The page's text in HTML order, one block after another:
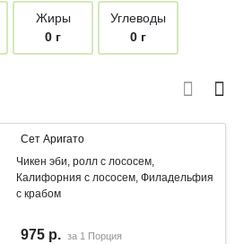
Жиры
0 г
Углеводы
0 г
Сет Аригато
Чикен эби, ролл с лососем,
Калифорния с лососем, Филадельфия
с крабом
975 р. за 1 Порция